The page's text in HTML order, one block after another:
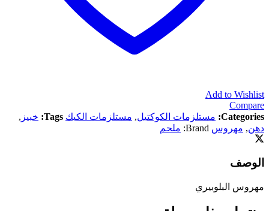
Add to Wishlist
Compare
Categories: مستلزمات الكوكتيل, مستلزمات الكيك Tags: خبيز ,
دهن, مهروس Brand: ملحم
الوصف
مهروس البلوبيري